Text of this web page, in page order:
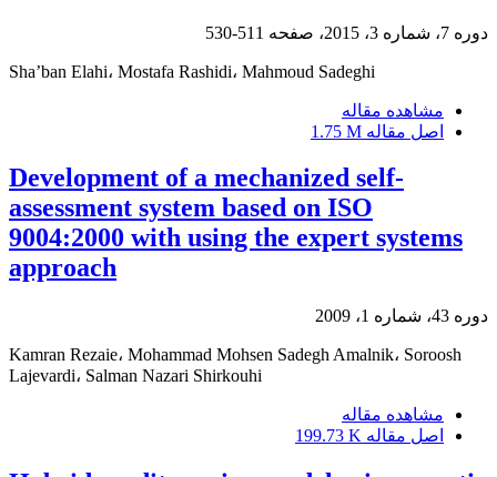
دوره 7، شماره 3، 2015، صفحه 511-530
Sha’ban Elahi، Mostafa Rashidi، Mahmoud Sadeghi
مشاهده مقاله
اصل مقاله 1.75 M
Development of a mechanized self-
assessment system based on ISO
9004:2000 with using the expert systems
approach
دوره 43، شماره 1، 2009
Kamran Rezaie، Mohammad Mohsen Sadegh Amalnik، Soroosh
Lajevardi، Salman Nazari Shirkouhi
مشاهده مقاله
اصل مقاله 199.73 K